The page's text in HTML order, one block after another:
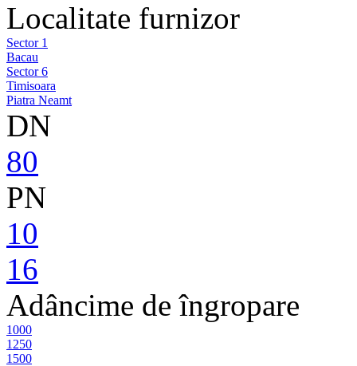
Localitate furnizor
Sector 1
Bacau
Sector 6
Timisoara
Piatra Neamt
DN
80
PN
10
16
Adâncime de îngropare
1000
1250
1500